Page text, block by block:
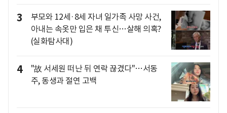
3
부모와 12세·8세 자녀 일가족 사망 사건,
아내는 속옷만 입은 채 투신…살해 의혹?
(실화탐사대)
4
"故 서세원 떠난 뒤 연락 끊겼다"…서동
주, 동생과 절연 고백